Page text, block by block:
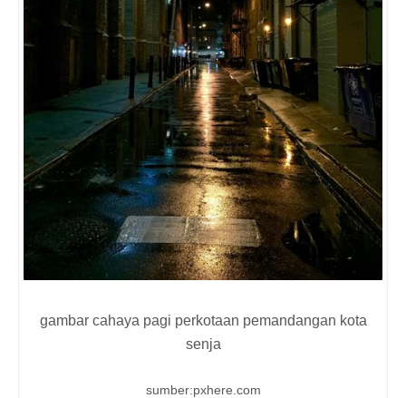
gambar cahaya pagi perkotaan pemandangan kota
senja
sumber:pxhere.com